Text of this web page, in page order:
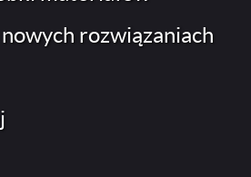
rozwiązaniach